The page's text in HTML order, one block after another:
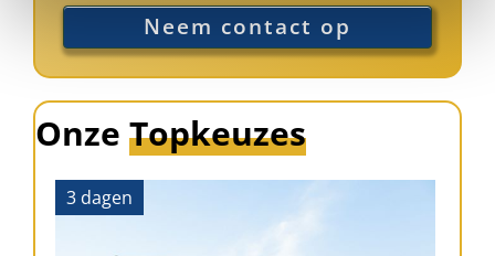
Neem contact op
Onze Topkeuzes
3 dagen